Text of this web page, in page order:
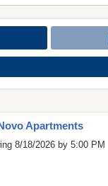
Apartments
8/18/2026 by 5:00 PM